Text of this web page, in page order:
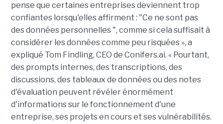
pense que certaines entreprises deviennent trop
confiantes lorsqu'elles affirment : "Ce ne sont pas
des données personnelles ", comme si cela suffisait à
considérer les données comme peu risquées », a
expliqué Tom Findling, CEO de Conifers.ai. « Pourtant,
des prompts internes, des transcriptions, des
discussions, des tableaux de données ou des notes
d'évaluation peuvent révéler énormément
d'informations sur le fonctionnement d'une
entreprise, ses projets en cours et ses vulnérabilités.